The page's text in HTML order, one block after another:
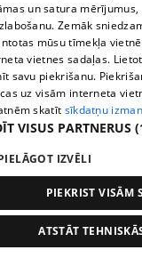
Karalkinu
apdāvināti ar
42. epizode
un satura
Zemāk
mūsu tīmekļa
vietnes sadaļas.
savu piekrišanu.
uz visām interneta
skatīt sīkdatņu
VISUS PARTNERUS
IZVĒLI
PIEKRIST VISĀM
ATSTĀT